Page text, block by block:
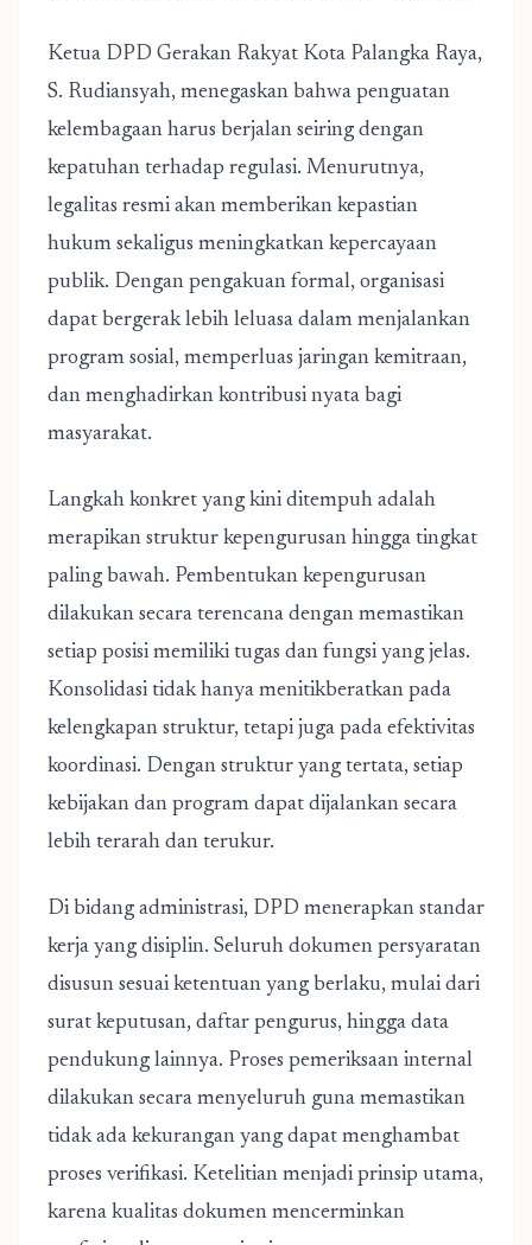
Ketua DPD Gerakan Rakyat Kota Palangka Raya,
S. Rudiansyah, menegaskan bahwa penguatan
kelembagaan harus berjalan seiring dengan
kepatuhan terhadap regulasi. Menurutnya,
legalitas resmi akan memberikan kepastian
hukum sekaligus meningkatkan kepercayaan
publik. Dengan pengakuan formal, organisasi
dapat bergerak lebih leluasa dalam menjalankan
program sosial, memperluas jaringan kemitraan,
dan menghadirkan kontribusi nyata bagi
masyarakat.
Langkah konkret yang kini ditempuh adalah
merapikan struktur kepengurusan hingga tingkat
paling bawah. Pembentukan kepengurusan
dilakukan secara terencana dengan memastikan
setiap posisi memiliki tugas dan fungsi yang jelas.
Konsolidasi tidak hanya menitikberatkan pada
kelengkapan struktur, tetapi juga pada efektivitas
koordinasi. Dengan struktur yang tertata, setiap
kebijakan dan program dapat dijalankan secara
lebih terarah dan terukur.
Di bidang administrasi, DPD menerapkan standar
kerja yang disiplin. Seluruh dokumen persyaratan
disusun sesuai ketentuan yang berlaku, mulai dari
surat keputusan, daftar pengurus, hingga data
pendukung lainnya. Proses pemeriksaan internal
dilakukan secara menyeluruh guna memastikan
tidak ada kekurangan yang dapat menghambat
proses verifikasi. Ketelitian menjadi prinsip utama,
karena kualitas dokumen mencerminkan